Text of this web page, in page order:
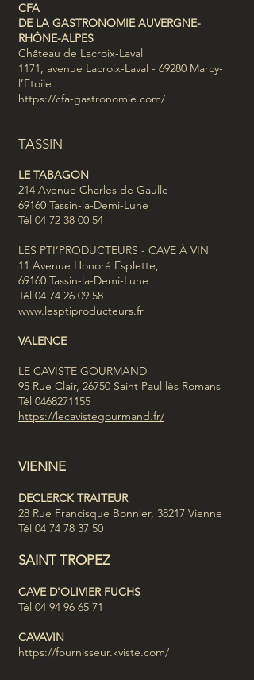
CFA
DE LA GASTRONOMIE AUVERGNE-
RHÔNE-ALPES
Château de Lacroix-Laval
1171, avenue Lacroix-Laval - 69280 Marcy-
l’Etoile
https://cfa-gastronomie.com/
TASSIN
LE TABAGON
214 Avenue Charles de Gaulle
69160 Tassin-la-Demi-Lune
Tél 04 72 38 00 54
LES PTI’PRODUCTEURS - CAVE À VIN
11 Avenue Honoré Esplette,
69160 Tassin-la-Demi-Lune
Tél 04 74 26 09 58
www.lesptiproducteurs.fr
VALENCE
LE CAVISTE GOURMAND
95 Rue Clair, 26750 Saint Paul lès Romans
Tél 0468271155
https://lecavistegourmand.fr/
VIENNE
DECLERCK TRAITEUR
28 Rue Francisque Bonnier, 38217 Vienne
Tél 04 74 78 37 50
SAINT TROPEZ
CAVE D'OLIVIER FUCHS
Tél 04 94 96 65 71
CAVAVIN
https://fournisseur.kviste.com/